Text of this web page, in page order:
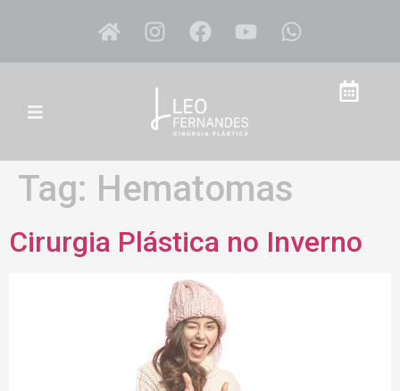
Tag: Hematomas
Cirurgia Plástica no Inverno